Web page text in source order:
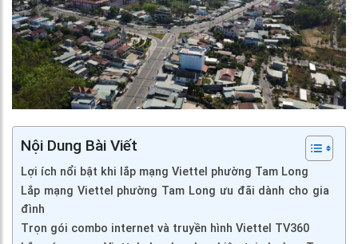
Nội Dung Bài Viết
Lợi ích nổi bật khi lắp mạng Viettel phường Tam Long
Lắp mạng Viettel phường Tam Long ưu đãi dành cho gia
đình
Trọn gói combo internet và truyền hình Viettel TV360